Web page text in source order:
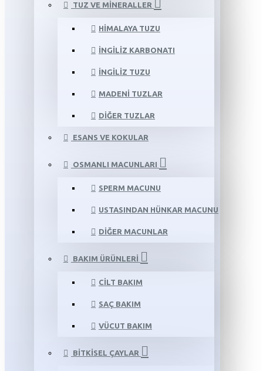
TUZ VE MINERALLER
HIMALAYA TUZU
İNGILIZ KARBONATI
İNGILIZ TUZU
MADENI TUZLAR
DIĞER TUZLAR
ESANS VE KOKULAR
OSMANLI MACUNLARI
SPERM MACUNU
USTASINDAN HÜNKAR MACUNU
DIĞER MACUNLAR
BAKIM ÜRÜNLERI
CILT BAKIM
SAÇ BAKIM
VÜCUT BAKIM
BITKISEL ÇAYLAR